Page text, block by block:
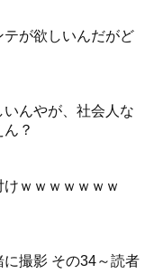
が欲しいんだがど
んやが、社会人な
？
ｗｗｗｗｗｗｗ
撮影 その34～読者